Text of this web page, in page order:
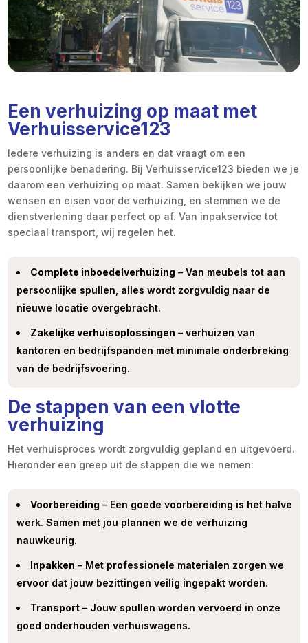
Een verhuizing op maat met
Verhuisservice123
Iedere verhuizing is anders en dat vraagt om een
persoonlijke benadering. Bij Verhuisservice123 bieden we je
daarom een verhuizing op maat. Samen bekijken we jouw
wensen en eisen voor de verhuizing, en stemmen we de
dienstverlening daar perfect op af. Van inpakservice tot
speciaal transport, wij regelen het.
Complete inboedelverhuizing – Van meubels tot aan
persoonlijke spullen, alles wordt zorgvuldig naar de
nieuwe locatie overgebracht.
Zakelijke verhuisoplossingen – verhuizen van
kantoren en bedrijfspanden met minimale onderbreking
van de bedrijfsvoering.
De stappen van een vlotte
verhuizing
Het verhuisproces wordt zorgvuldig gepland en uitgevoerd.
Hieronder een greep uit de stappen die we nemen:
Voorbereiding – Een goede voorbereiding is het halve
werk. Samen met jou plannen we de verhuizing
nauwkeurig.
Inpakken – Met professionele materialen zorgen we
ervoor dat jouw bezittingen veilig ingepakt worden.
Transport – Jouw spullen worden vervoerd in onze
goed onderhouden verhuiswagens.